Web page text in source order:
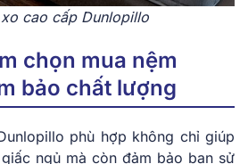
cao cấp Dunlopillo
chọn mua nệm
bảo chất lượng
phù hợp không chỉ giúp
ngủ mà còn đảm bảo bạn sử